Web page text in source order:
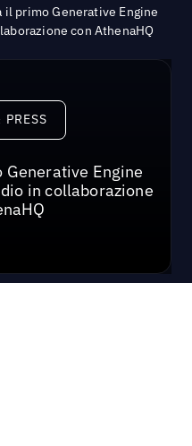
il primo Generative Engine
con AthenaHQ
& Press
PRESS
Engine
in collaborazione